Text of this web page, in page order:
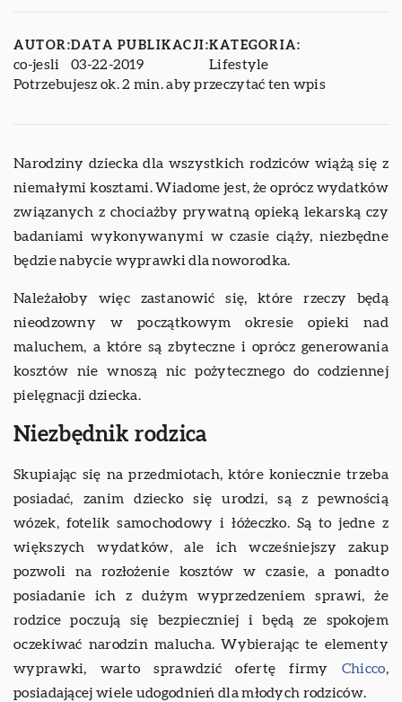
AUTOR:
co-jesli
DATA PUBLIKACJI:
03-22-2019
KATEGORIA:
Lifestyle
Potrzebujesz ok. 2 min. aby przeczytać ten wpis
Narodziny dziecka dla wszystkich rodziców wiążą się z
niemałymi kosztami. Wiadome jest, że oprócz wydatków
związanych z chociażby prywatną opieką lekarską czy
badaniami wykonywanymi w czasie ciąży, niezbędne
będzie nabycie wyprawki dla noworodka.
Należałoby więc zastanowić się, które rzeczy będą
nieodzowny w początkowym okresie opieki nad
maluchem, a które są zbyteczne i oprócz generowania
kosztów nie wnoszą nic pożytecznego do codziennej
pielęgnacji dziecka.
Niezbędnik rodzica
Skupiając się na przedmiotach, które koniecznie trzeba
posiadać, zanim dziecko się urodzi, są z pewnością
wózek, fotelik samochodowy i łóżeczko. Są to jedne z
większych wydatków, ale ich wcześniejszy zakup
pozwoli na rozłożenie kosztów w czasie, a ponadto
posiadanie ich z dużym wyprzedzeniem sprawi, że
rodzice poczują się bezpieczniej i będą ze spokojem
oczekiwać narodzin malucha. Wybierając te elementy
wyprawki, warto sprawdzić ofertę firmy Chicco,
posiadającej wiele udogodnień dla młodych rodziców.